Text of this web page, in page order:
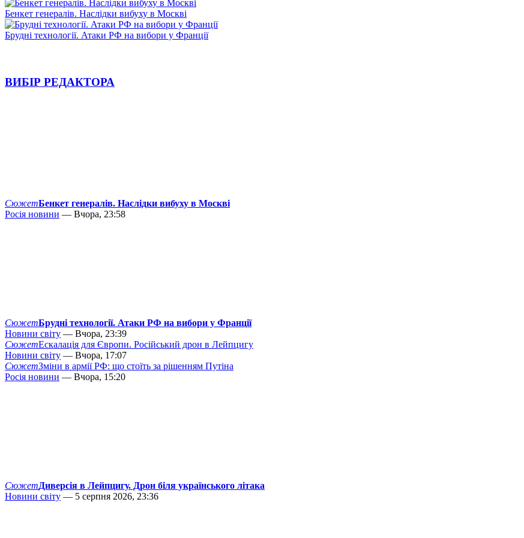
Бенкет генералів. Наслідки вибуху в Москві
Брудні технології. Атаки РФ на вибори у Франції
ВИБІР РЕДАКТОРА
СюжетБенкет генералів. Наслідки вибуху в Москві
Росія новини — Вчора, 23:58
СюжетБрудні технології. Атаки РФ на вибори у Франції
Новини світу — Вчора, 23:39
СюжетЕскалація для Європи. Російський дрон в Лейпцигу
Новини світу — Вчора, 17:07
СюжетЗміни в армії РФ: що стоїть за рішенням Путіна
Росія новини — Вчора, 15:20
СюжетДиверсія в Лейпцигу. Дрон біля українського літака
Новини світу — 5 серпня 2026, 23:36